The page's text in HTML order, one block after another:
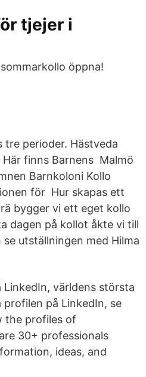
tjejer i
öppna!
tre perioder. Hästveda
finns Barnens Malmö
Barnkoloni Kollo
för Hur skapas ett
bygger vi ett eget kollo
dagen på kollot åkte vi till
utställningen med Hilma
LinkedIn, världens största
på LinkedIn, se
the profiles of
30+ professionals
ideas, and